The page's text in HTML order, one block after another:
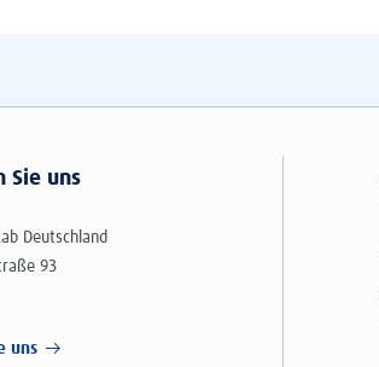
Sie uns
Deutschland
93
uns